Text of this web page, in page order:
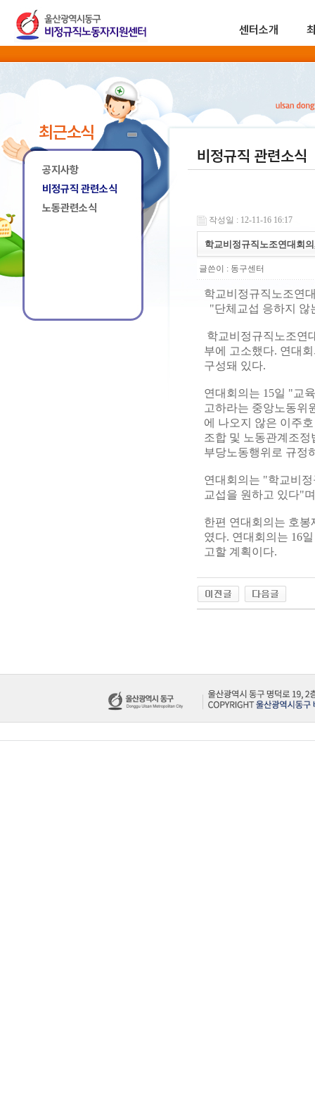
센터소개
최근소식
공지사항
비정규직 관련소식
노동관련소식
비정규직 관련소식
작성일 : 12-11-16 16:17
학교비정규직노조연대회
글쓴이 : 동구센터
학교비정규직노조연
"단체교섭 응하지
학교비정규직노조연
부에 고소했다. 연대
구성돼 있다.
연대회의는 15일 "교
고하라는 중앙노동위
에 나오지 않은 이주
조합 및 노동관계조
부당노동행위로 규정
연대회의는 "학교비
교섭을 원하고 있다"
한편 연대회의는 호
였다. 연대회의는 16
고할 계획이다.